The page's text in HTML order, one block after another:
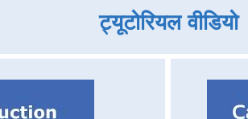
ट्यूटोरियल वीडियो